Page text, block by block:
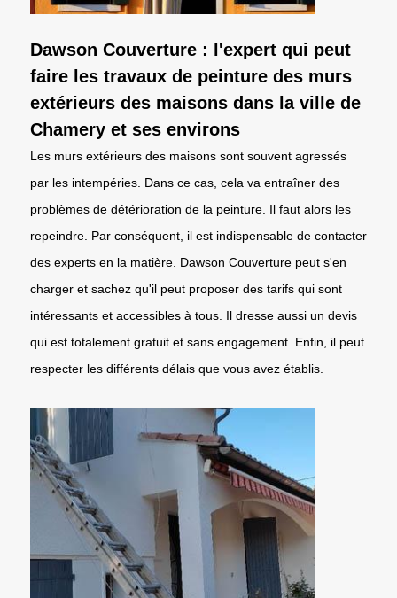
Dawson Couverture : l'expert qui peut
faire les travaux de peinture des murs
extérieurs des maisons dans la ville de
Chamery et ses environs
Les murs extérieurs des maisons sont souvent agressés
par les intempéries. Dans ce cas, cela va entraîner des
problèmes de détérioration de la peinture. Il faut alors les
repeindre. Par conséquent, il est indispensable de contacter
des experts en la matière. Dawson Couverture peut s'en
charger et sachez qu'il peut proposer des tarifs qui sont
intéressants et accessibles à tous. Il dresse aussi un devis
qui est totalement gratuit et sans engagement. Enfin, il peut
respecter les différents délais que vous avez établis.